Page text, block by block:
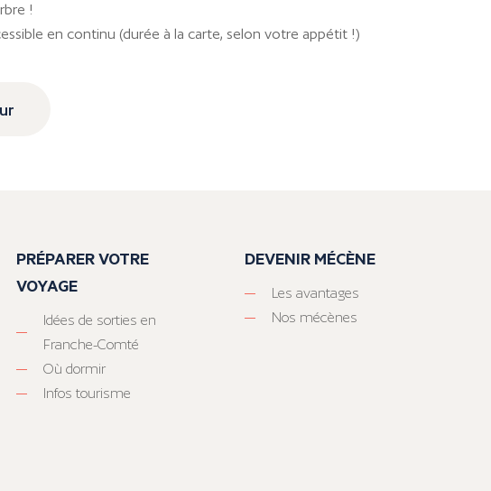
!
en continu (durée à la carte, selon votre appétit !)
PRÉPARER VOTRE
VOYAGE
Idées de sorties en
Franche-Comté
Où dormir
Infos tourisme
DEVENIR MÉCÈNE
Les avantages
Nos mécènes